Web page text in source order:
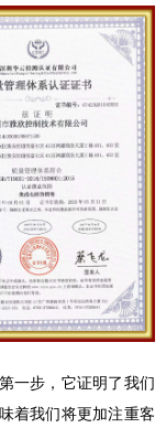
一步，它证明了我们
着我们将更加注重客